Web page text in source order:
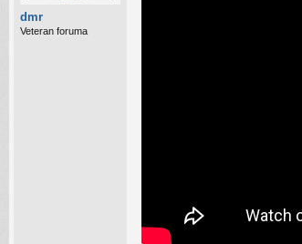
dmr
Veteran foruma